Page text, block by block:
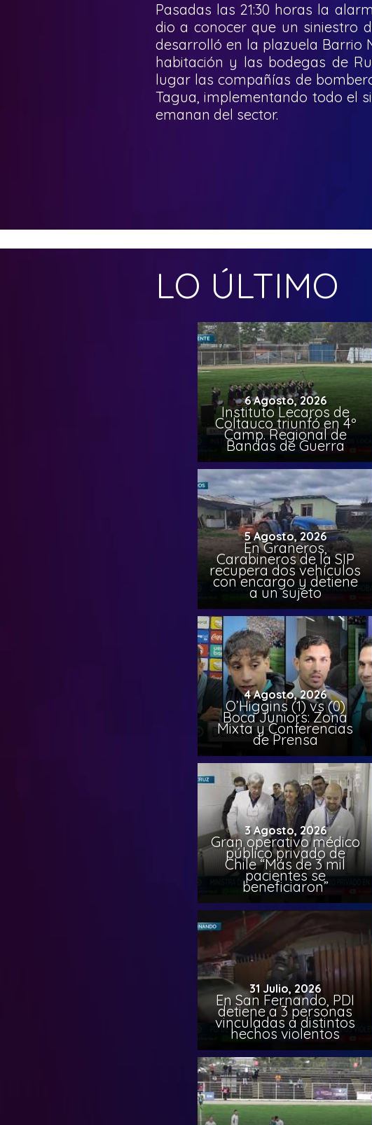
Pasadas las 21:30 horas la
dio a conocer que un siniestro
desarrolló en la plazuela Barrio
habitación y las bodegas de
lugar las compañías de
Tagua, implementando todo el
emanan del sector.
LO ÚLTIMO
6 Agosto, 2026
Instituto Lecaros de
Coltauco triunfó en 4º
Camp. Regional de
Bandas de Guerra
5 Agosto, 2026
En Graneros,
Carabineros de la SIP
recupera dos vehículos
con encargo y detiene
a un sujeto
4 Agosto, 2026
O’Higgins (1) vs (0)
Boca Juniors: Zona
Mixta y Conferencias
de Prensa
3 Agosto, 2026
Gran operativo médico
público privado de
Chile “Más de 3 mil
pacientes se
beneficiaron”
31 Julio, 2026
En San Fernando, PDI
detiene a 3 personas
vinculadas a distintos
hechos violentos